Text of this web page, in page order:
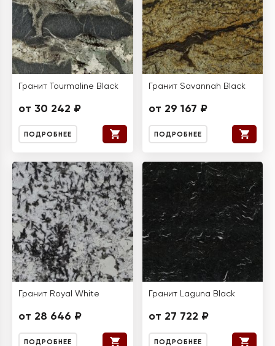
Гранит Tourmaline Black
от 30 242 ₽
ПОДРОБНЕЕ
Гранит Savannah Black
от 29 167 ₽
ПОДРОБНЕЕ
Гранит Royal White
от 28 646 ₽
ПОДРОБНЕЕ
Гранит Laguna Black
от 27 722 ₽
ПОДРОБНЕЕ